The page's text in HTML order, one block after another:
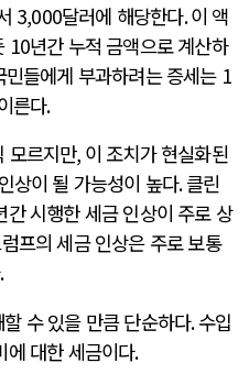
3,000달러에 해당한다.이 액
10년간 누적 금액으로 계산하
민들에게 부과하려는 증세는 1
른다.
모르지만, 이 조치가 현실화된
상이 될 가능성이 높다.클린
간 시행한 세금 인상이 주로 상
프의 세금 인상은 주로 보통
.
수 있을 만큼 단순하다.수입
에 대한 세금이다.